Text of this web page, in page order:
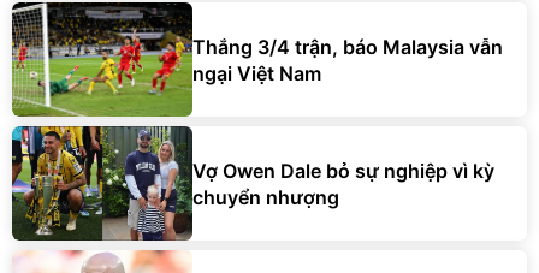
Thắng 3/4 trận, báo Malaysia vẫn
ngại Việt Nam
Vợ Owen Dale bỏ sự nghiệp vì kỳ
chuyển nhượng